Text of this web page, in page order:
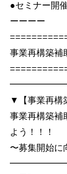
●セミナー開
ーーーー
事業再構築補
▼【事業再構
事業再構築補
よう！！！
〜募集開始